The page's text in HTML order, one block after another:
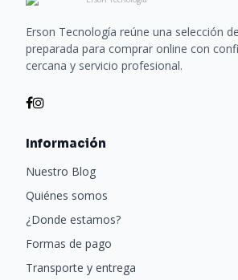
Erson Tecnología reúne una selección
preparada para comprar online con
cercana y servicio profesional.
Información
Nuestro Blog
Quiénes somos
¿Donde estamos?
Formas de pago
Transporte y entrega